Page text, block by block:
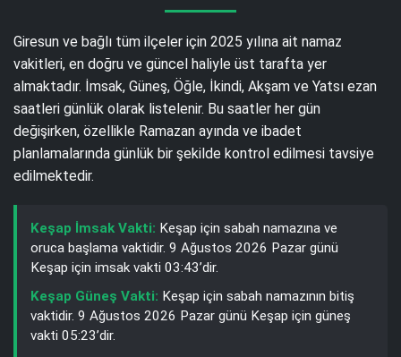
Giresun ve bağlı tüm ilçeler için 2025 yılına ait namaz
vakitleri, en doğru ve güncel haliyle üst tarafta yer
almaktadır. İmsak, Güneş, Öğle, İkindi, Akşam ve Yatsı ezan
saatleri günlük olarak listelenir. Bu saatler her gün
değişirken, özellikle Ramazan ayında ve ibadet
planlamalarında günlük bir şekilde kontrol edilmesi tavsiye
edilmektedir.
Keşap İmsak Vakti: Keşap için sabah namazına ve
oruca başlama vaktidir. 9 Ağustos 2026 Pazar günü
Keşap için imsak vakti 03:43’dir.
Keşap Güneş Vakti: Keşap için sabah namazının bitiş
vaktidir. 9 Ağustos 2026 Pazar günü Keşap için güneş
vakti 05:23’dir.